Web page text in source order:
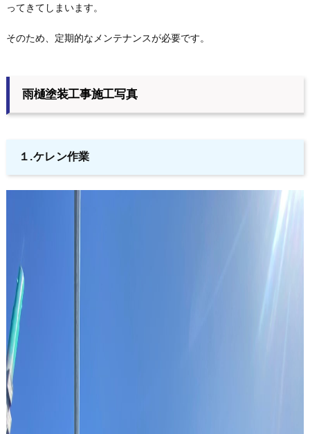
ってきてしまいます。
そのため、定期的なメンテナンスが必要です。
雨樋塗装工事施工写真
１.ケレン作業